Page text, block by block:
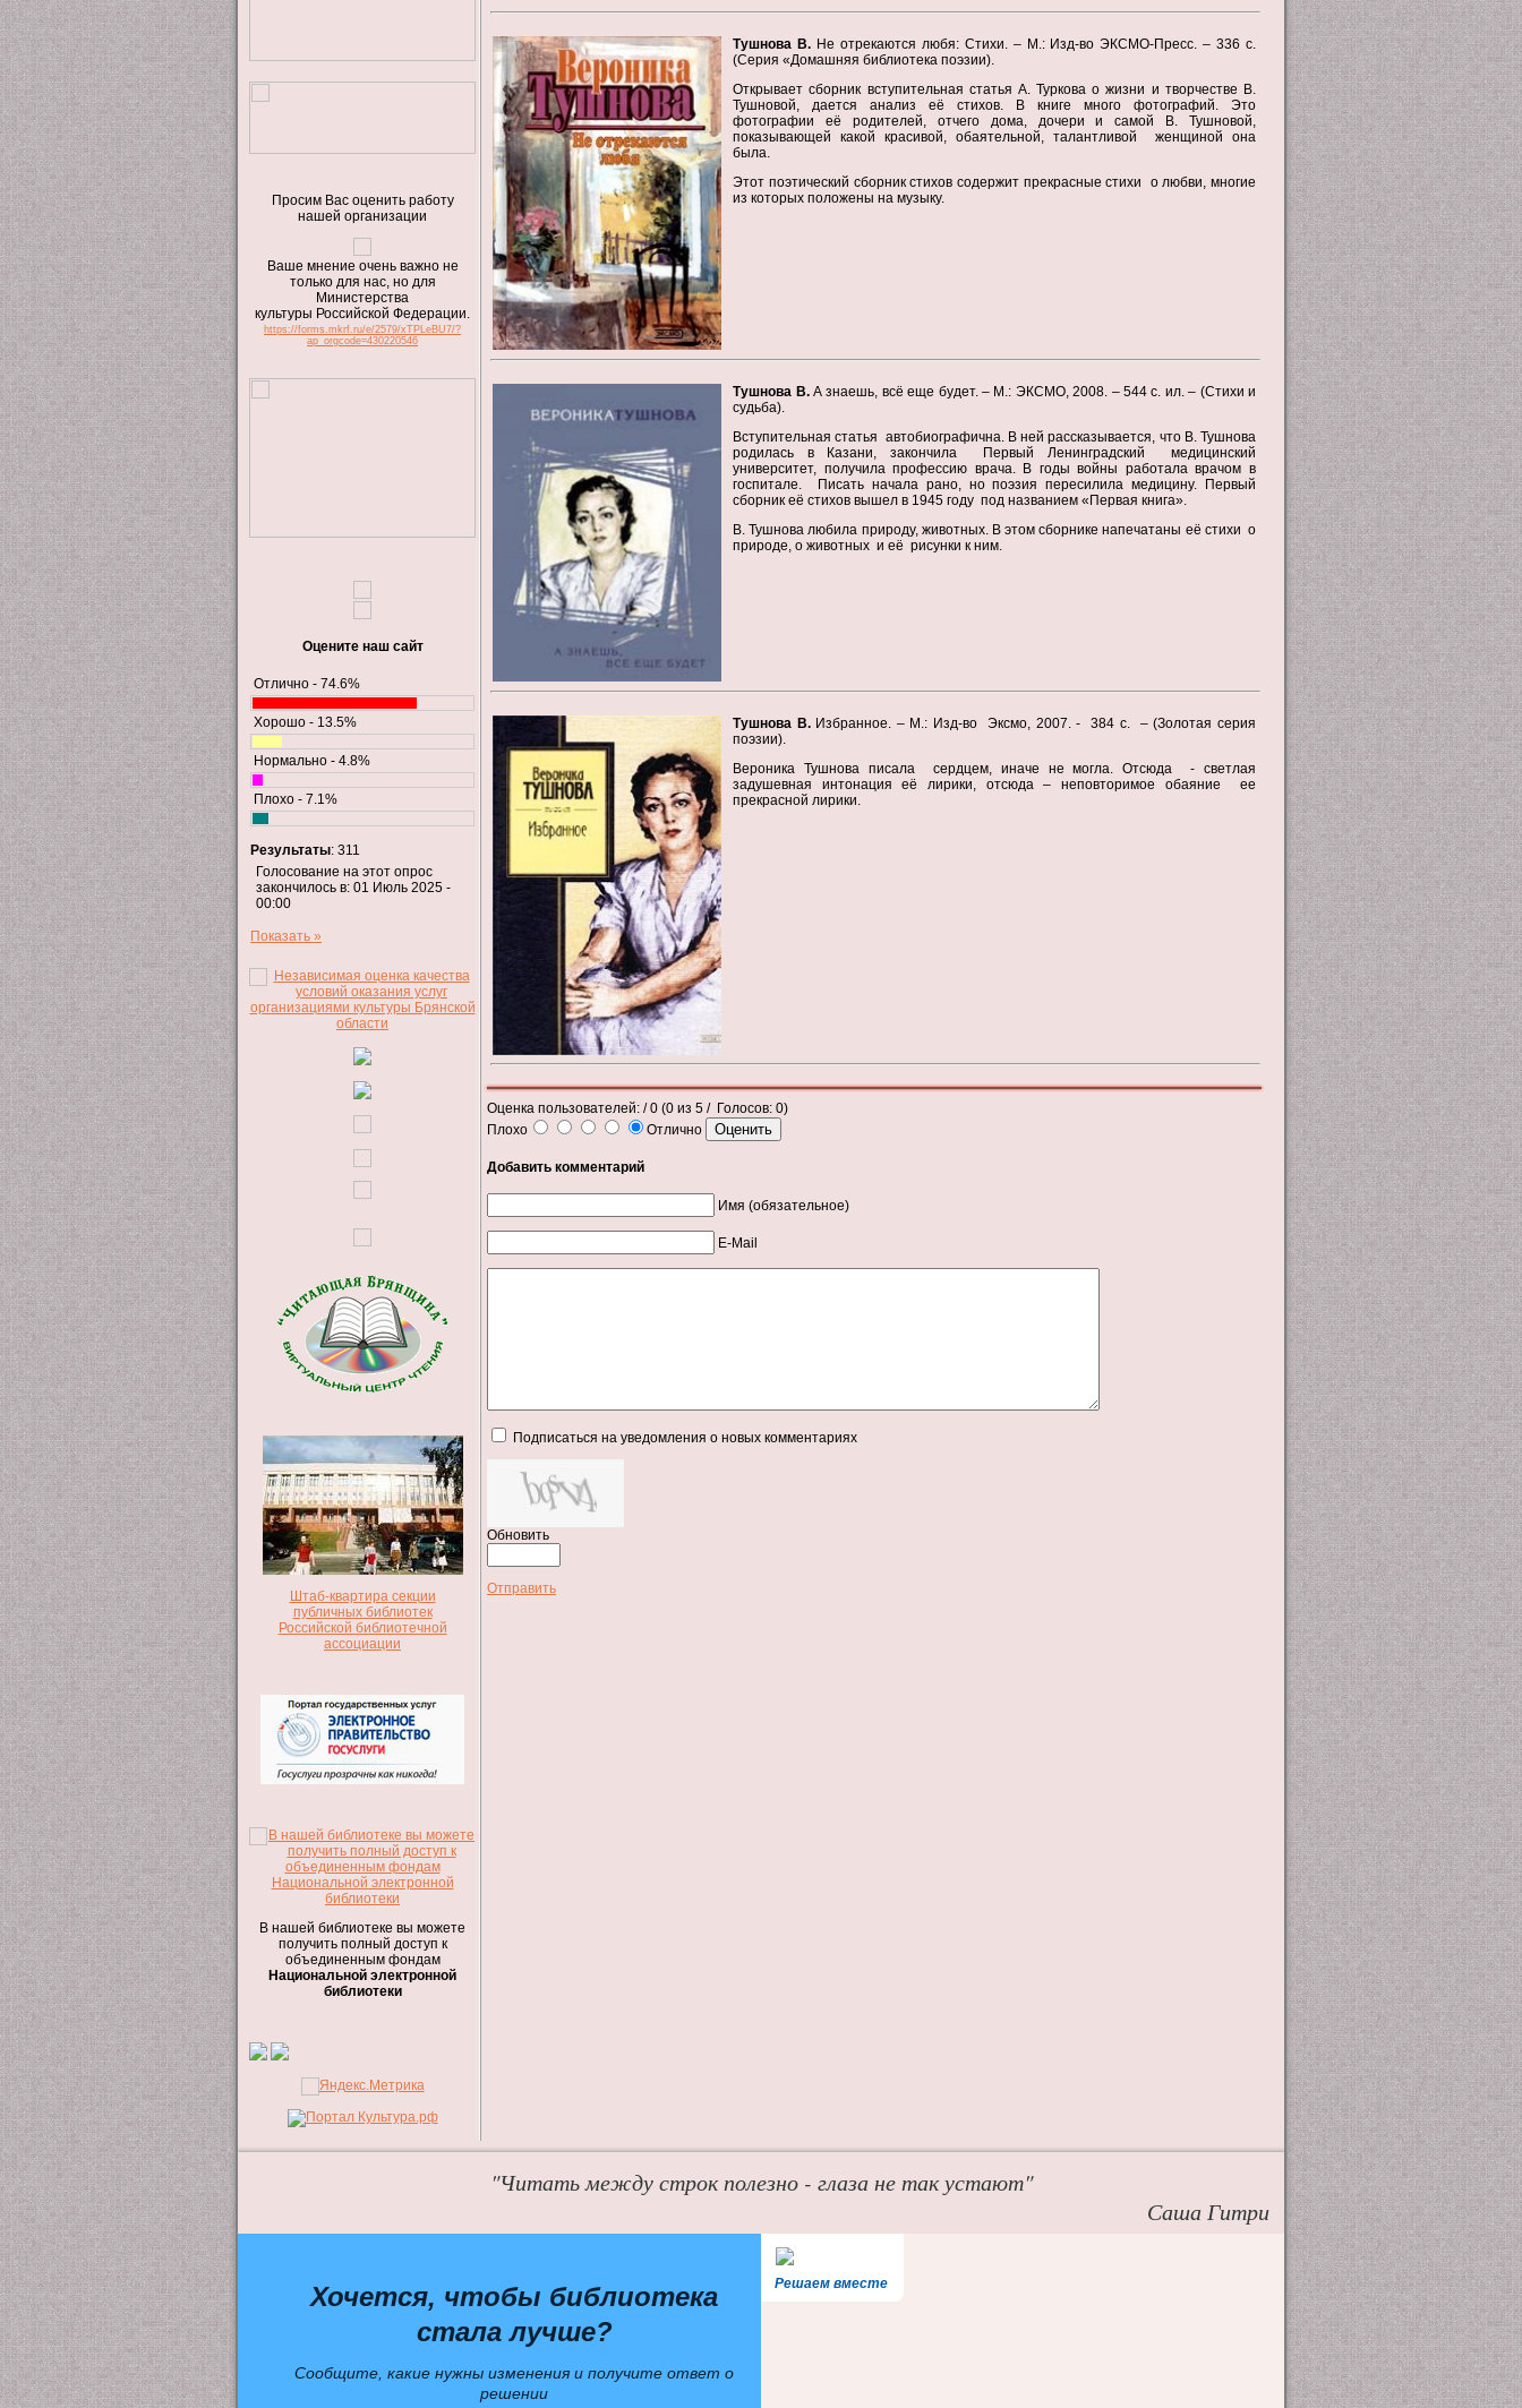
Просим Вас оценить работу
нашей организации
Ваше мнение очень важно не
только для нас, но для
Министерства
культуры Российской Федерации.
https://forms.mkrf.ru/e/2579/xTPLeBU7/?
ap_orgcode=430220546
Оцените наш сайт
Отлично - 74.6%
Хорошо - 13.5%
Нормально - 4.8%
Плохо - 7.1%
Результаты: 311
Голосование на этот опрос
закончилось в: 01 Июль 2025 -
00:00
Показать »
Штаб-квартира секции
публичных библиотек
Российской библиотечной
ассоциации
В нашей библиотеке вы можете
получить полный доступ к
объединенным фондам
Национальной электронной
библиотеки
Тушнова В. Не отрекаются любя: Стихи. – М.: Изд-во ЭКСМО-Пресс. – 336 с.
(Серия «Домашняя библиотека поэзии).
Открывает сборник вступительная статья А. Туркова о жизни и творчестве В.
Тушновой, дается анализ её стихов. В книге много фотографий. Это
фотографии её родителей, отчего дома, дочери и самой В. Тушновой,
показывающей какой красивой, обаятельной, талантливой женщиной она
была.
Этот поэтический сборник стихов содержит прекрасные стихи о любви, многие
из которых положены на музыку.
Тушнова В.А знаешь, всё еще будет. – М.: ЭКСМО, 2008. – 544 с. ил. – (Стихи и
судьба).
Вступительная статья автобиографична. В ней рассказывается, что В. Тушнова
родилась в Казани, закончила Первый Ленинградский медицинский
университет, получила профессию врача. В годы войны работала врачом в
госпитале. Писать начала рано, но поэзия пересилила медицину. Первый
сборник её стихов вышел в 1945 году под названием «Первая книга».
В. Тушнова любила природу, животных. В этом сборнике напечатаны её стихи о
природе, о животных и её рисунки к ним.
Тушнова В.Избранное. – М.: Изд-во Эксмо, 2007. - 384 с. – (Золотая серия
поэзии).
Вероника Тушнова писала сердцем, иначе не могла. Отсюда - светлая
задушевная интонация её лирики, отсюда – неповторимое обаяние ее
прекрасной лирики.
Оценка пользователей: / 0 (0 из 5 / Голосов: 0)
Плохо
Отлично
Добавить комментарий
Имя (обязательное)
E-Mail
Подписаться на уведомления о новых комментариях
Обновить
Отправить
"Читать между строк полезно - глаза не так устают"
Саша Гитри
Решаем вместе
Хочется, чтобы библиотека
стала лучше?
Сообщите, какие нужны изменения и получите ответ о
решении